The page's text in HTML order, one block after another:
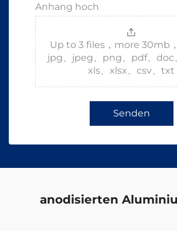
Anhang hoch
Up to 3 files，more 30mb
jpg、jpeg、png、pdf、doc
xls、xlsx、csv、txt
Senden
anodisierten